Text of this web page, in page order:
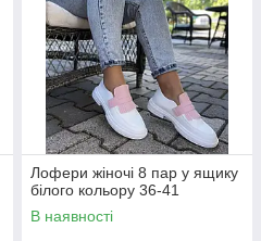
Лофери жіночі 8 пар у ящику
білого кольору 36-41
В наявності